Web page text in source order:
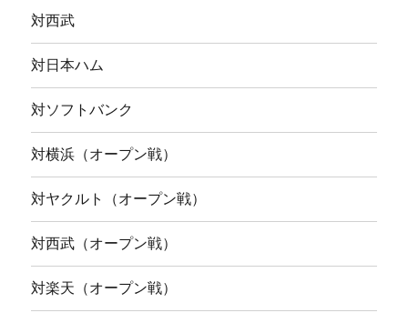
対西武
対日本ハム
対ソフトバンク
対横浜（オープン戦）
対ヤクルト（オープン戦）
対西武（オープン戦）
対楽天（オープン戦）